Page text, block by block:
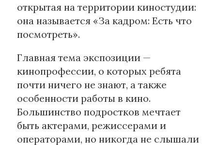
Смотрите нас в соцсетях и мессенджерах
открытая на территории киностудии:
она называется «За кадром: Есть что
посмотреть».
Главная тема экспозиции —
кинопрофессии, о которых ребята
почти ничего не знают, а также
особенности работы в кино.
Большинство подростков мечтает
быть актерами, режиссерами и
операторами, но никогда не слышали